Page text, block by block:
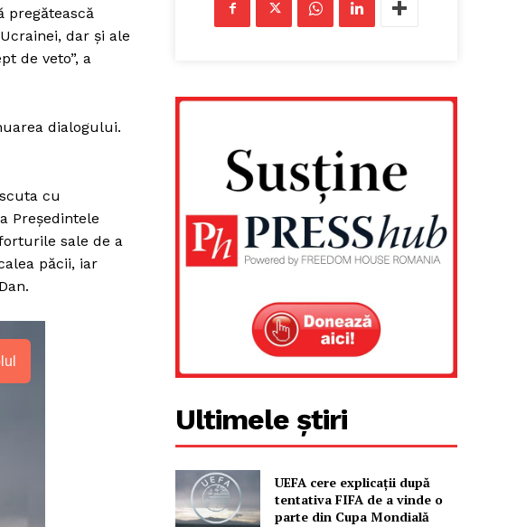
pregătească
dar și ale
de veto”, a
dialogului.
cu
Președintele
sale de a
păcii, iar
Ultimele știri
UEFA cere explicații după
tentativa FIFA de a vinde o
parte din Cupa Mondială